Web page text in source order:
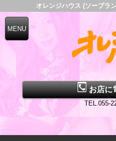
オレンジハウス (ソープラ
お店に
TEL.055-